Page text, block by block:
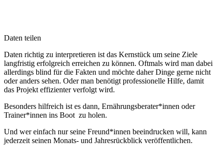
Daten teilen
Daten richtig zu interpretieren ist das Kernstück um seine Ziele
langfristig erfolgreich erreichen zu können. Oftmals wird man dabei
allerdings blind für die Fakten und möchte daher Dinge gerne nicht
oder anders sehen. Oder man benötigt professionelle Hilfe, damit
das Projekt effizienter verfolgt wird.
Besonders hilfreich ist es dann, Ernährungsberater*innen oder
Trainer*innen ins Boot zu holen.
Und wer einfach nur seine Freund*innen beeindrucken will, kann
jederzeit seinen Monats- und Jahresrückblick veröffentlichen.